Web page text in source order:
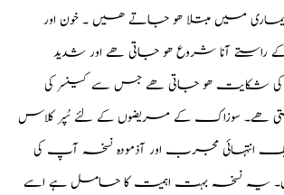
میں مبتلا ھو جاتے ھیں ۔ خون اور
آنا شروع ھو جاتی ھے اور شدید
شکایت ھو جاتی ھے جس سے کینسر کی
ھے۔ سوزاک کے مریضوں کے لئے سُپر کلاس
انتہائی مجرب اور آذمودہ نسخہ آپ کی
یہ نسخہ بہت اہمیت کا حامل ہے اسے